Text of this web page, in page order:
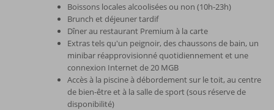
Boissons locales alcoolisées ou non (10h-23h)
Brunch et déjeuner tardif
Dîner au restaurant Premium à la carte
Extras tels qu'un peignoir, des chaussons de bain, un
minibar réapprovisionné quotidiennement et une
connexion Internet de 20 MGB
Accès à la piscine à débordement sur le toit, au centre
de bien-être et à la salle de sport (sous réserve de
disponibilité)